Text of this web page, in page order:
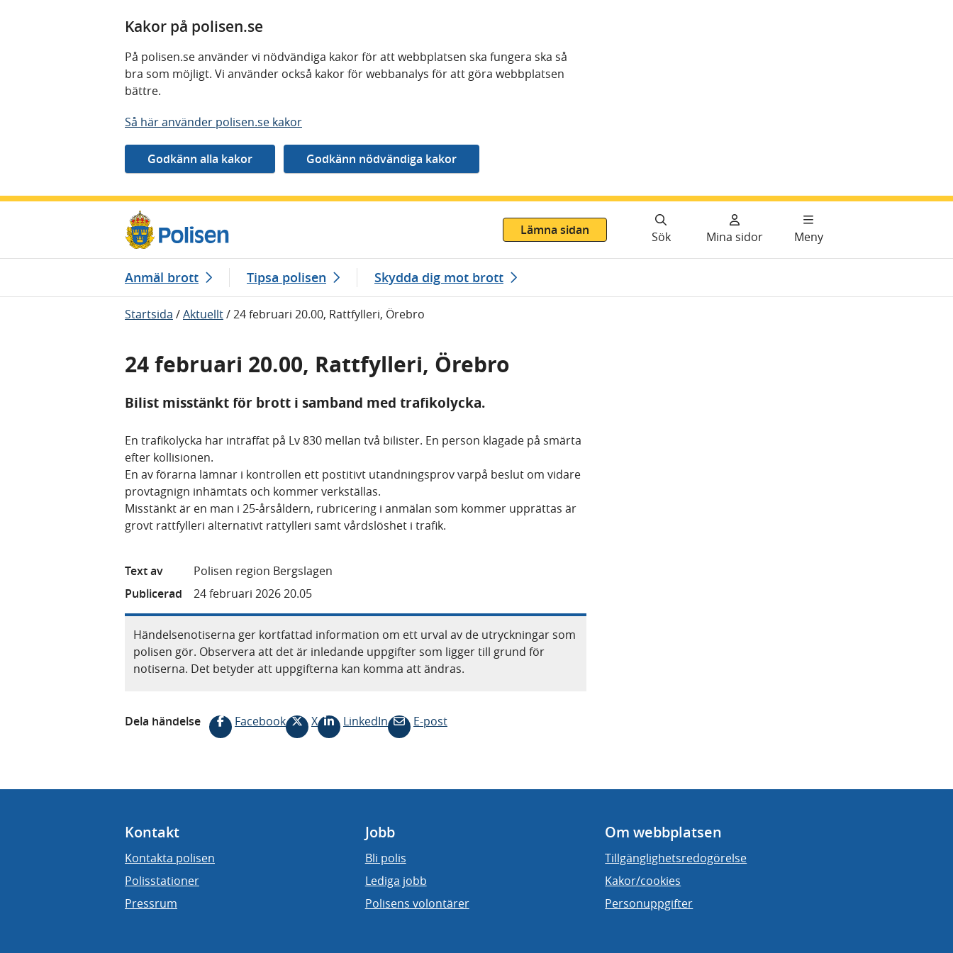
Kakor på polisen.se
På polisen.se använder vi nödvändiga kakor för att webbplatsen ska fungera ska så
bra som möjligt. Vi använder också kakor för webbanalys för att göra webbplatsen
bättre.
Så här använder polisen.se kakor
Lämna sidan
Sök Mina sidor Meny
Anmäl brott Tipsa polisen Skydda dig mot brott
Startsida /Aktuellt/24 februari 20.00, Rattfylleri, Örebro
24 februari 20.00, Rattfylleri, Örebro
Bilist misstänkt för brott i samband med trafikolycka.
En trafikolycka har inträffat på Lv 830 mellan två bilister. En person klagade på smärta
efter kollisionen.
En av förarna lämnar i kontrollen ett postitivt utandningsprov varpå beslut om vidare
provtagnign inhämtats och kommer verkställas.
Misstänkt är en man i 25-årsåldern, rubricering i anmälan som kommer upprättas är
grovt rattfylleri alternativt rattylleri samt vårdslöshet i trafik.
Text av
Polisen region Bergslagen
Publicerad
24 februari 2026 20.05
Händelsenotiserna ger kortfattad information om ett urval av de utryckningar som
polisen gör. Observera att det är inledande uppgifter som ligger till grund för
notiserna. Det betyder att uppgifterna kan komma att ändras.
Dela händelse Facebook X LinkedIn E-post
Kontakt
Kontakta polisen
Polisstationer
Pressrum
Jobb
Bli polis
Lediga jobb
Polisens volontärer
Om webbplatsen
Tillgänglighetsredogörelse
Kakor/cookies
Personuppgifter